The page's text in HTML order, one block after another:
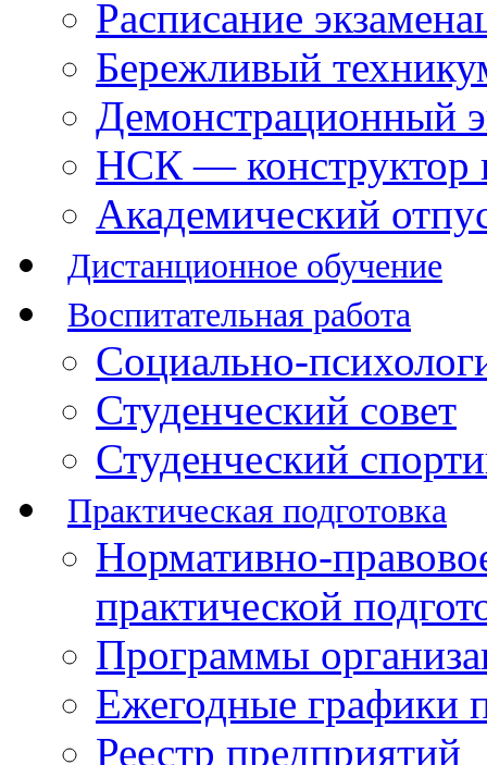
Расписание
Бережливый
Демонстрационный
НСК — конструктор
Академический
Дистанционное обучение
Воспитательная работа
Социально-
Студенческий совет
Студенческий
Практическая подготовка
Нормативно-
практической
Программы
Ежегодные графики
Реестр предприятий